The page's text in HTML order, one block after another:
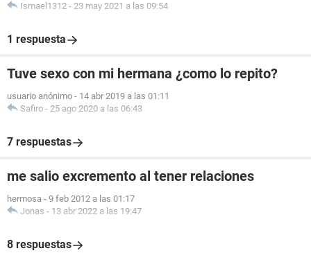
Ismael1312 - 23 may 2021 a las 09:54
1 respuesta
Tuve sexo con mi hermana ¿como lo repito?
usuario anónimo - 14 abr 2019 a las 01:11
Safiro - 25 ago 2020 a las 06:43
7 respuestas
me salio excremento al tener relaciones
hermosa - 9 feb 2012 a las 01:17
Jonas - 13 abr 2022 a las 19:47
8 respuestas